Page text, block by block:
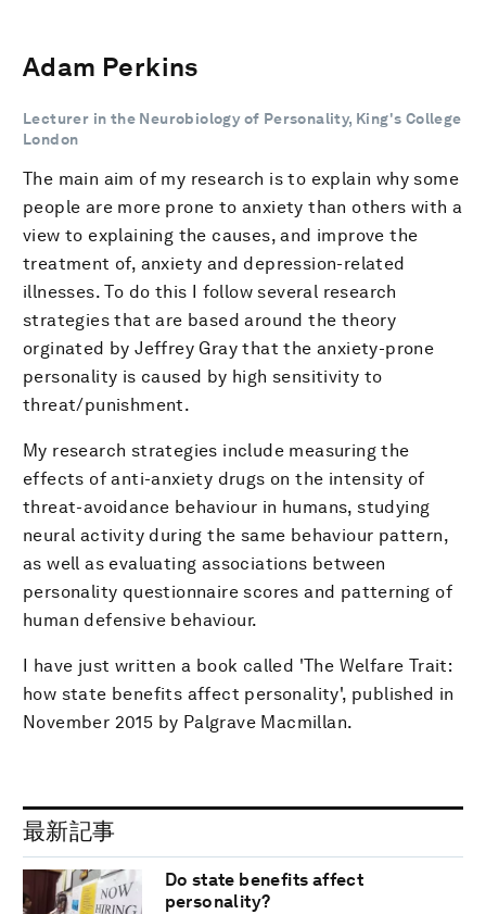
Adam Perkins
Lecturer in the Neurobiology of Personality, King's College
London
The main aim of my research is to explain why some
people are more prone to anxiety than others with a
view to explaining the causes, and improve the
treatment of, anxiety and depression-related
illnesses. To do this I follow several research
strategies that are based around the theory
orginated by Jeffrey Gray that the anxiety-prone
personality is caused by high sensitivity to
threat/punishment.
My research strategies include measuring the
effects of anti-anxiety drugs on the intensity of
threat-avoidance behaviour in humans, studying
neural activity during the same behaviour pattern,
as well as evaluating associations between
personality questionnaire scores and patterning of
human defensive behaviour.
I have just written a book called 'The Welfare Trait:
how state benefits affect personality', published in
November 2015 by Palgrave Macmillan.
最新記事
Do state benefits affect
personality?